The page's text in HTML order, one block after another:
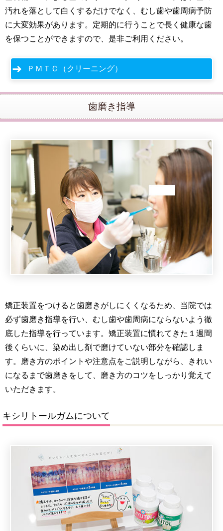
汚れを落として白くするだけでなく、むし歯や歯周病予防
に大変効果があります。定期的に行うことで長く健康な歯
を保つことができますので、是非ご利用ください。
ＰＭＴＣ（クリーニング）
歯磨き指導
矯正装置をつけると歯磨きがしにくくなるため、当院では
必ず歯磨き指導を行い、むし歯や歯周病にならないよう徹
底した指導を行っています。矯正装置に慣れてきた１週間
後くらいに、染め出し剤で磨けていない部分を確認しま
す。磨き方のポイントや注意点をご説明しながら、きれい
になるまで歯磨きをして、磨き方のコツをしっかり覚えて
いただきます。
キシリトールガムについて